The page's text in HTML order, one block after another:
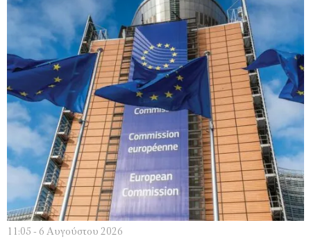
11:05 - 6 Αυγούστου 2026